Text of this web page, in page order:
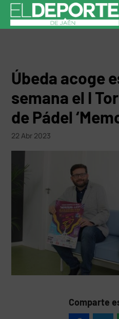
Úbeda acoge
semana el I
de Pádel
22 Abr 2023
Comparte